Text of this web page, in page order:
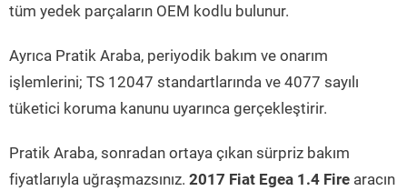
tüm yedek parçaların OEM kodlu bulunur.
Ayrıca Pratik Araba, periyodik bakım ve onarım
işlemlerini; TS 12047 standartlarında ve 4077 sayılı
tüketici koruma kanunu uyarınca gerçekleştirir.
Pratik Araba, sonradan ortaya çıkan sürpriz bakım
fiyatlarıyla uğraşmazsınız. 2017 Fiat Egea 1.4 Fire aracın